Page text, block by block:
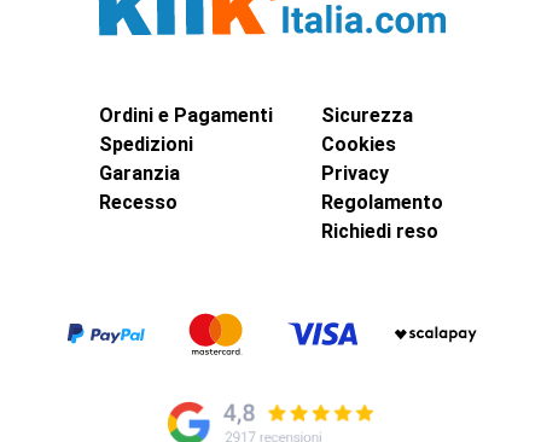
Ordini e Pagamenti
Spedizioni
Garanzia
Recesso
Sicurezza
Cookies
Privacy
Regolamento
Richiedi reso